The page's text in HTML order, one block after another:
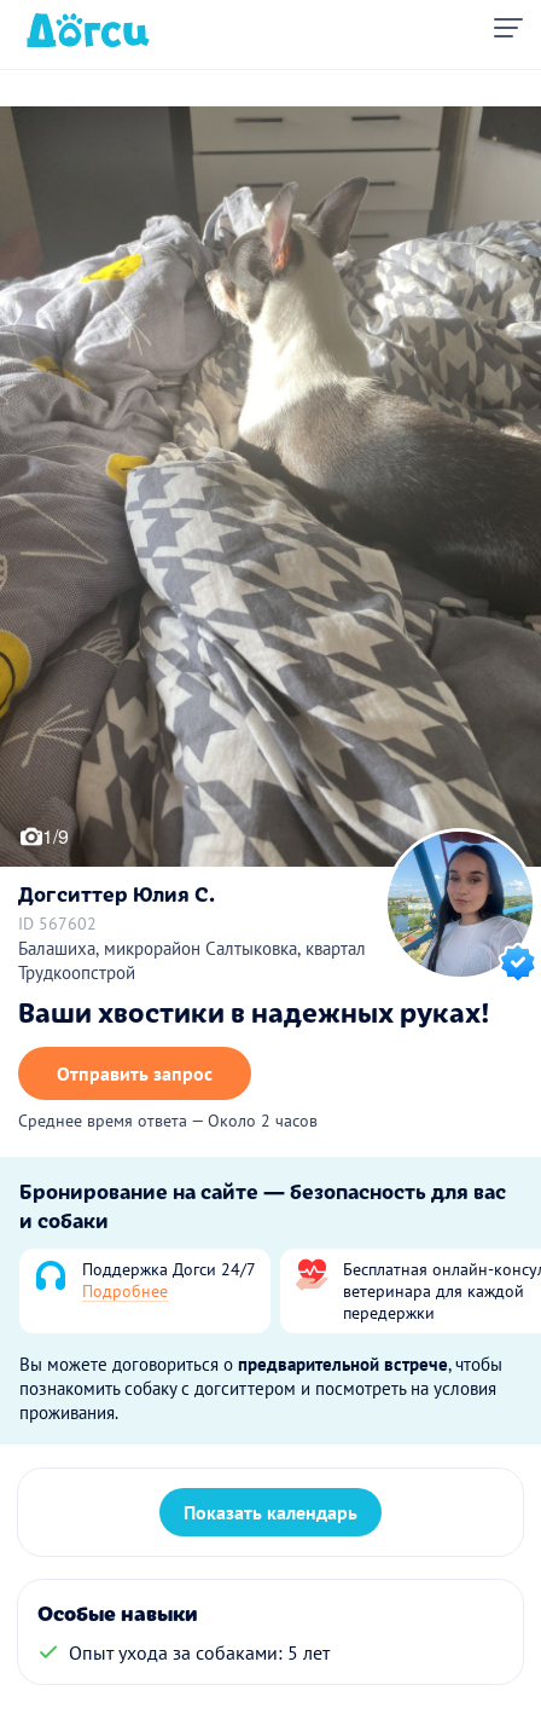
1/9
Догситтер Юлия С.
ID 567602
Балашиха, микрорайон Салтыковка, квартал
Трудкоопстрой
Ваши хвостики в надежных руках!
Отправить запрос
Среднее время ответа — Около 2 часов
Бронирование на сайте — безопасность для вас
и собаки
Поддержка Догси 24/7
Подробнее
Бесплатная онлайн-
ветеринара для каждой
передержки
Вы можете договориться о предварительной встрече, чтобы
познакомить собаку с догситтером и посмотреть на условия
проживания.
Показать календарь
Особые навыки
Опыт ухода за собаками: 5 лет